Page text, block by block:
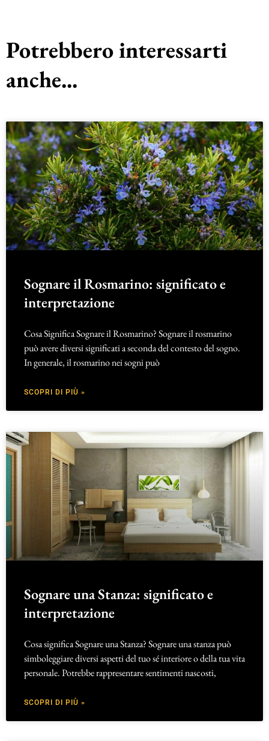
Potrebbero interessarti
anche...
Sognare il Rosmarino: significato e
interpretazione
Cosa Significa Sognare il Rosmarino? Sognare il rosmarino
può avere diversi significati a seconda del contesto del sogno.
In generale, il rosmarino nei sogni può
SCOPRI DI PIÙ »
Sognare una Stanza: significato e
interpretazione
Cosa significa Sognare una Stanza? Sognare una stanza può
simboleggiare diversi aspetti del tuo sé interiore o della tua vita
personale. Potrebbe rappresentare sentimenti nascosti,
SCOPRI DI PIÙ »